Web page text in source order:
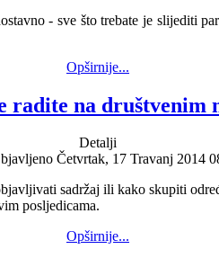
- sve što trebate je slijediti
Opširnije...
radite na društvenim
Detalji
Četvrtak, 17 Travanj 2014
sadržaj ili kako skupiti
posljedicama.
Opširnije...